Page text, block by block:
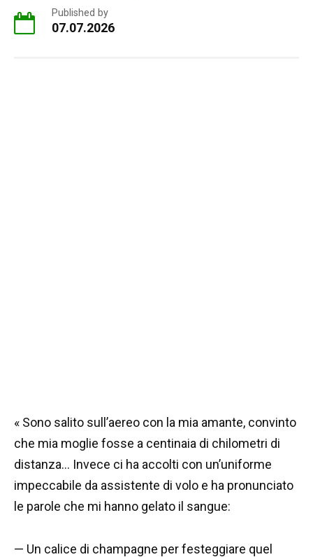
Published by
07.07.2026
« Sono salito sull’aereo con la mia amante, convinto
che mia moglie fosse a centinaia di chilometri di
distanza… Invece ci ha accolti con un’uniforme
impeccabile da assistente di volo e ha pronunciato
le parole che mi hanno gelato il sangue:
— Un calice di champagne per festeggiare quel